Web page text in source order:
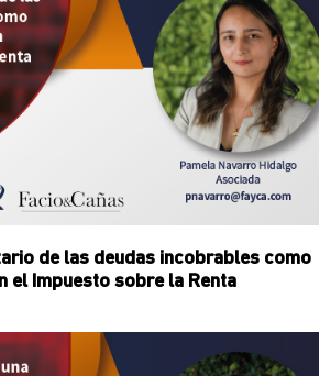
de las deudas incobrables como
el Impuesto sobre la Renta